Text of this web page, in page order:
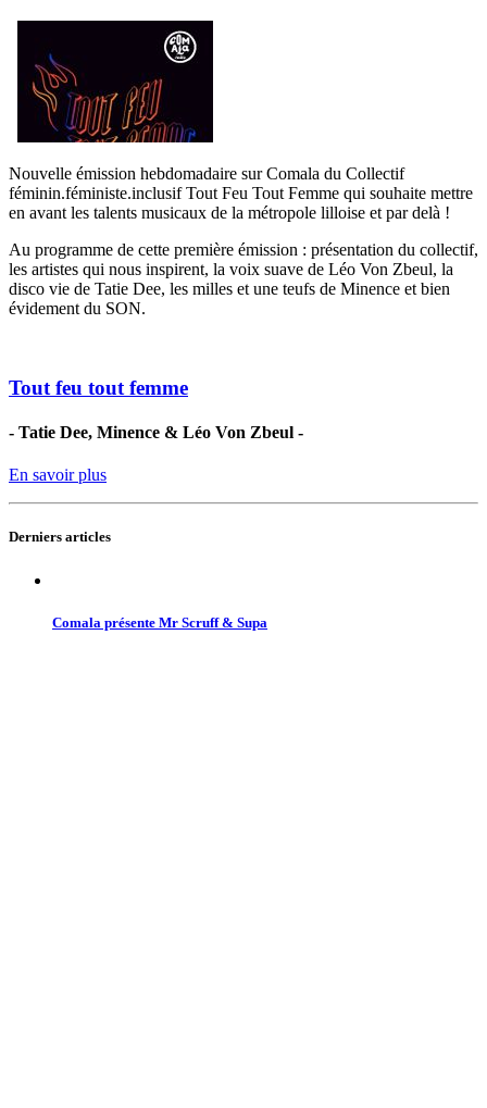
Nouvelle émission hebdomadaire sur Comala du Collectif
féminin.féministe.inclusif Tout Feu Tout Femme qui souhaite mettre
en avant les talents musicaux de la métropole lilloise et par delà !
Au programme de cette première émission : présentation du collectif,
les artistes qui nous inspirent, la voix suave de Léo Von Zbeul, la
disco vie de Tatie Dee, les milles et une teufs de Minence et bien
évidement du SON.
Tout feu tout femme
- Tatie Dee, Minence & Léo Von Zbeul -
En savoir plus
Derniers articles
Comala présente Mr Scruff & Supa